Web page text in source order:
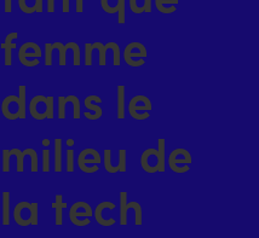
femme
dans le
milieu de
la tech